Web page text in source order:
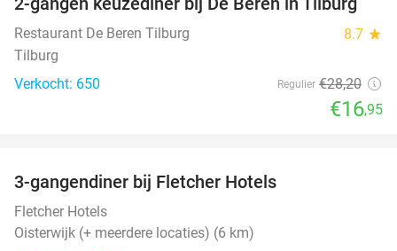
40%
Restaurant De Beren Tilburg 8.7 star
Tilburg
Verkocht: 650
Regulier €28,20
€16,95
3-gangendiner bij Fletcher Hotels
Fletcher Hotels
Oisterwijk (+ meerdere locaties) (6 km)